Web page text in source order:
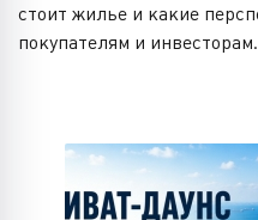
стоит жилье и какие
покупателям и инвесторам.